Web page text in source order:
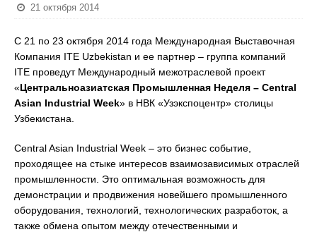
21 октября 2014
С 21 по 23 октября 2014 года Международная Выставочная
Компания ITE Uzbekistan и ее партнер – группа компаний
ITE проведут Международный межотраслевой проект
«Центральноазиатская Промышленная Неделя – Central
Asian Industrial Week» в НВК «Узэкспоцентр» столицы
Узбекистана.
Central Asian Industrial Week – это бизнес событие,
проходящее на стыке интересов взаимозависимых отраслей
промышленности. Это оптимальная возможность для
демонстрации и продвижения новейшего промышленного
оборудования, технологий, технологических разработок, а
также обмена опытом между отечественными и